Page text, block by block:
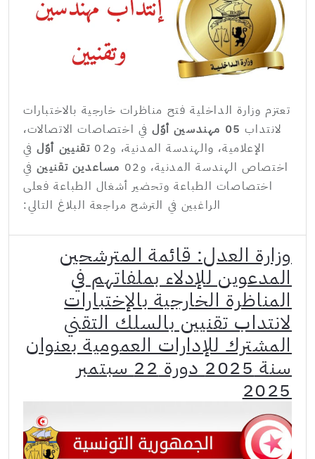
تعتزم وزارة الداخلية فتح مناظرات خارجية بالاختبارات
لانتداب 05 مهندسين أوّل
في اختصاصات الاتصالات،
الإعلامية، والهندسة المدنية، و02
تقنيين أوّلفي
اختصاص الهندسة المدنية، و02
مساعدين تقنيينفي
اختصاصات الطباعة وتحضير أشغال الطباعة فعلى
الراغبين في الترشح مراجعة البلاغ التالي:
وزارة العدل: قائمة المترشحين
المدعوين للإدلاء بملفاتهم في
المناظرة الخارجية بالإختبارات
لانتداب تقنيين بالسلك التقني
المشترك للإدارات العمومية بعنوان
سنة 2025 دورة 22 سبتمبر
2025